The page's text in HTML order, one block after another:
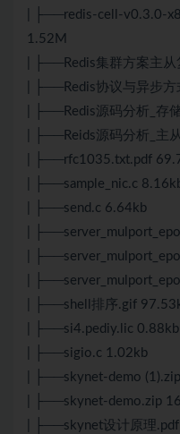
| ├──redis-cell-v0.3.0-
1.52M
| ├──Redis集群方案主
| ├──Redis协议与异步
| ├──Redis源码分析_存
| ├──Reids源码分析_主
| ├──rfc1035.txt.pdf
| ├──sample_nic.c
| ├──send.c 6.64kb
|
|
|
| ├──shell排序.gif
| ├──si4.pediy.lic 0.88kb
| ├──sigio.c 1.02kb
| ├──skynet-demo
| ├──skynet-demo.zip
| ├──skynet设计原理